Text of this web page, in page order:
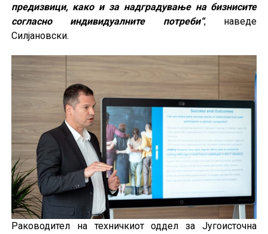
предизвици, како и за надградување на бизнисите
согласно индивидуалните потреби“, наведе
Силјановски.
Раководител на техничкиот оддел за Југоисточна